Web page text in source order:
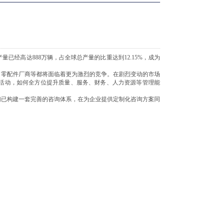
已经高达888万辆，占全球总产量的比重达到12.15%，成为
配件厂商等都将面临着更为激烈的竞争。在剧烈变动的市场
，如何全方位提升质量、服务、财务、人力资源等管理能
构建一套完善的咨询体系，在为企业提供定制化咨询方案同